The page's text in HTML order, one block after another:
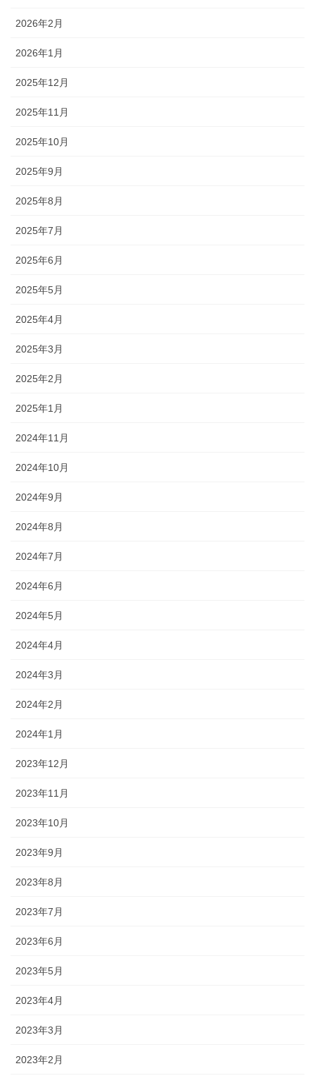
2026年2月
2026年1月
2025年12月
2025年11月
2025年10月
2025年9月
2025年8月
2025年7月
2025年6月
2025年5月
2025年4月
2025年3月
2025年2月
2025年1月
2024年11月
2024年10月
2024年9月
2024年8月
2024年7月
2024年6月
2024年5月
2024年4月
2024年3月
2024年2月
2024年1月
2023年12月
2023年11月
2023年10月
2023年9月
2023年8月
2023年7月
2023年6月
2023年5月
2023年4月
2023年3月
2023年2月